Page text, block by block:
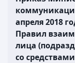
апреля 2018
Правил
лица
со